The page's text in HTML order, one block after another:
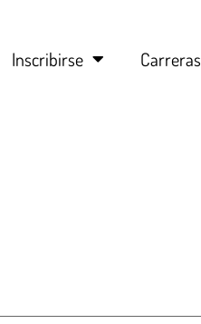
Inscribirse Carreras